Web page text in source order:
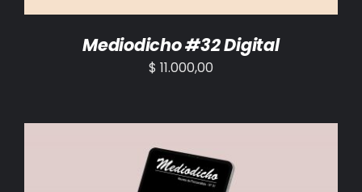
Mediodicho #32 Digital
$ 11.000,00